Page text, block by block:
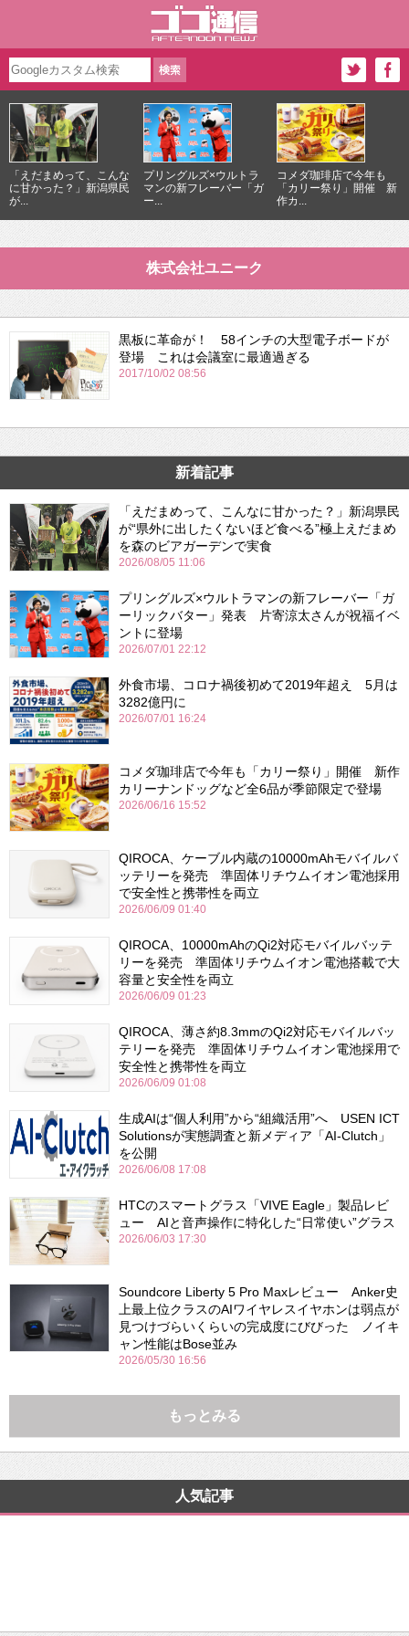
「えだまめって、こんな
に甘かった？」新潟県民
が...
プリングルズ×ウルトラ
マンの新フレーバー「ガ
ー...
コメダ珈琲店で今年も
「カリー祭り」開催 新
作カ...
株式会社ユニーク
黒板に革命が！ 58インチの大型電子ボードが
登場 これは会議室に最適過ぎる
2017/10/02 08:56
新着記事
「えだまめって、こんなに甘かった？」新潟県民
が“県外に出したくないほど食べる”極上えだまめ
を森のビアガーデンで実食
2026/08/05 11:06
プリングルズ×ウルトラマンの新フレーバー「ガ
ーリックバター」発表 片寄涼太さんが祝福イベ
ントに登場
2026/07/01 22:12
外食市場、コロナ禍後初めて2019年超え 5月は
3282億円に
2026/07/01 16:24
コメダ珈琲店で今年も「カリー祭り」開催 新作
カリーナンドッグなど全6品が季節限定で登場
2026/06/16 15:52
QIROCA、ケーブル内蔵の10000mAhモバイルバ
ッテリーを発売 準固体リチウムイオン電池採用
で安全性と携帯性を両立
2026/06/09 01:40
QIROCA、10000mAhのQi2対応モバイルバッテ
リーを発売 準固体リチウムイオン電池搭載で大
容量と安全性を両立
2026/06/09 01:23
QIROCA、薄さ約8.3mmのQi2対応モバイルバッ
テリーを発売 準固体リチウムイオン電池採用で
安全性と携帯性を両立
2026/06/09 01:08
生成AIは“個人利用”から“組織活用”へ USEN ICT
Solutionsが実態調査と新メディア「AI-Clutch」
を公開
2026/06/08 17:08
HTCのスマートグラス「VIVE Eagle」製品レビ
ュー AIと音声操作に特化した“日常使い”グラス
2026/06/03 17:30
Soundcore Liberty 5 Pro Maxレビュー Anker史
上最上位クラスのAIワイヤレスイヤホンは弱点が
見つけづらいくらいの完成度にびびった ノイキ
ャン性能はBose並み
2026/05/30 16:56
もっとみる
人気記事